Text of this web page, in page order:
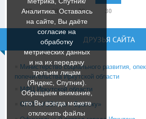
27 28 29 30
ДРУЗЬЯ САЙТА
Министерство социального развития,
попечительства Иркутской области
МФЦ Иркутской области
ОГКУ «УСЗН по г. Братску»
Аналитика. Оставаясь
на сайте, Вы даёте
согласие на
обработку
метрических данных
и на их передачу
третьим лицам
(Яндекс, Спутник).
Обращаем внимание,
что Вы всегда можете
отключить файлы